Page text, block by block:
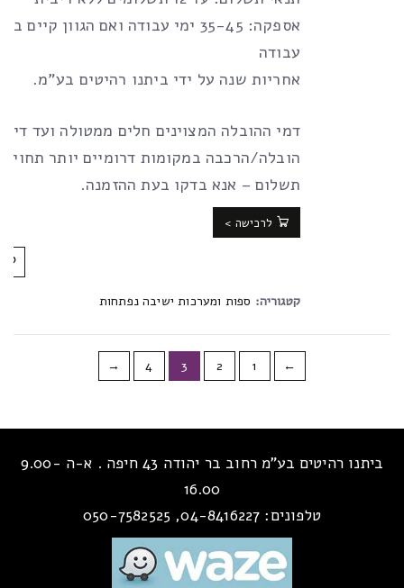
עבודה
אחריות שנה על ידי ביתנו רהיטים בע”מ.
דמי ההובלה המצוינים חלים ממטולה ועד
הובלה/הרכבה במקומות דרומיים יותר
תשלום – אנא בדקו בעת ההזמנה.
לרכישה >
קטגוריה: ספות ומערכות ישיבה נפתחות
←
1
2
3
4
→
ביתנו רהיטים בע”מ רחוב בר יהודה 43 חיפה . א-ה 9.00-
16.00
טלפונים: 04-8416227, 050-7582525